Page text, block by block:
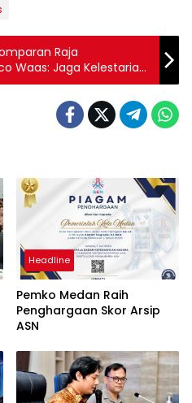
Raja
Waas: Jaga Kelestarian
Teknologi
Headline
Pemko Medan Raih
Penghargaan Skor Arsip
ASN